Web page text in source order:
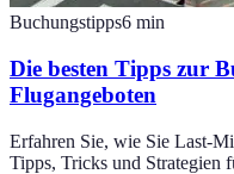
Buchungstipps6 min
Die besten Tipps zur
Flugangeboten
Erfahren Sie, wie Sie Last-
Tipps, Tricks und Strategien